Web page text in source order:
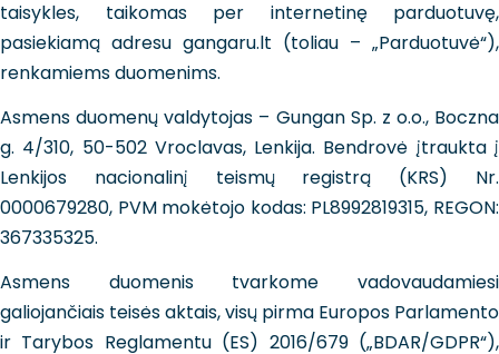
taisykles, taikomas per internetinę parduotuvę,
pasiekiamą adresu gangaru.lt (toliau – „Parduotuvė“),
renkamiems duomenims.
Asmens duomenų valdytojas – Gungan Sp. z o.o., Boczna
g. 4/310, 50-502 Vroclavas, Lenkija. Bendrovė įtraukta į
Lenkijos nacionalinį teismų registrą (KRS) Nr.
0000679280, PVM mokėtojo kodas: PL8992819315, REGON:
367335325.
Asmens duomenis tvarkome vadovaudamiesi
galiojančiais teisės aktais, visų pirma Europos Parlamento
ir Tarybos Reglamentu (ES) 2016/679 („BDAR/GDPR“),